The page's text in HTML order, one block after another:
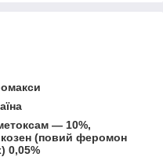
— 10%,
(повий феромон
0,05%